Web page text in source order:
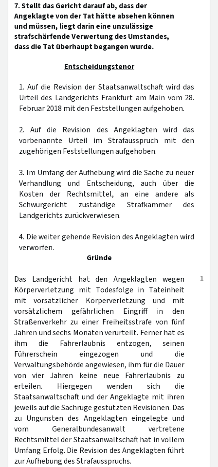
7. Stellt das Gericht darauf ab, dass der
Angeklagte von der Tat hätte absehen können
und müssen, liegt darin eine unzulässige
strafschärfende Verwertung des Umstandes,
dass die Tat überhaupt begangen wurde.
Entscheidungstenor
1. Auf die Revision der Staatsanwaltschaft wird das
Urteil des Landgerichts Frankfurt am Main vom 28.
Februar 2018 mit den Feststellungen aufgehoben.
2. Auf die Revision des Angeklagten wird das
vorbenannte Urteil im Strafausspruch mit den
zugehörigen Feststellungen aufgehoben.
3. Im Umfang der Aufhebung wird die Sache zu neuer
Verhandlung und Entscheidung, auch über die
Kosten der Rechtsmittel, an eine andere als
Schwurgericht zuständige Strafkammer des
Landgerichts zurückverwiesen.
4. Die weiter gehende Revision des Angeklagten wird
verworfen.
Gründe
1
Das Landgericht hat den Angeklagten wegen
Körperverletzung mit Todesfolge in Tateinheit
mit vorsätzlicher Körperverletzung und mit
vorsätzlichem gefährlichen Eingriff in den
Straßenverkehr zu einer Freiheitsstrafe von fünf
Jahren und sechs Monaten verurteilt. Ferner hat es
ihm die Fahrerlaubnis entzogen, seinen
Führerschein eingezogen und die
Verwaltungsbehörde angewiesen, ihm für die Dauer
von vier Jahren keine neue Fahrerlaubnis zu
erteilen. Hiergegen wenden sich die
Staatsanwaltschaft und der Angeklagte mit ihren
jeweils auf die Sachrüge gestützten Revisionen. Das
zu Ungunsten des Angeklagten eingelegte und
vom Generalbundesanwalt vertretene
Rechtsmittel der Staatsanwaltschaft hat in vollem
Umfang Erfolg. Die Revision des Angeklagten führt
zur Aufhebung des Strafausspruchs.